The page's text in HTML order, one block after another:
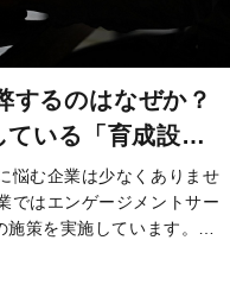
するのはなぜか？
いる「育成設
悩む企業は少なくありませ
ではエンゲージメントサー
策を実施しています。し
題をくり返しているケー